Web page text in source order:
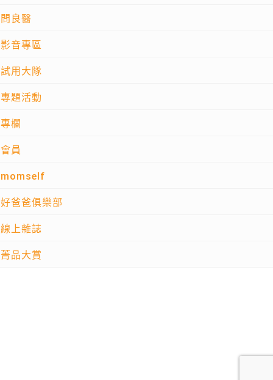
問良醫
影音專區
試用大隊
專題活動
專欄
會員
momself
好爸爸俱樂部
線上雜誌
菁品大賞